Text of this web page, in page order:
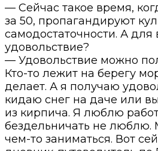
— Сейчас такое время,
за 50, пропагандируют
самодостаточности. А для
удовольствие?
— Удовольствие можно
Кто-то лежит на берегу
делает. А я получаю
кидаю снег на даче или
из кирпича. Я люблю
бездельничать не люблю.
чем-то заниматься. Вот